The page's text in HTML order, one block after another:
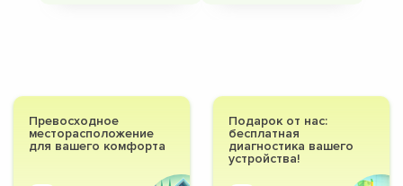
Превосходное
месторасположение
для вашего комфорта
Подарок от нас:
бесплатная
диагностика вашего
устройства!